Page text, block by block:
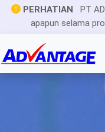
PERHATIAN PT
apapun selama